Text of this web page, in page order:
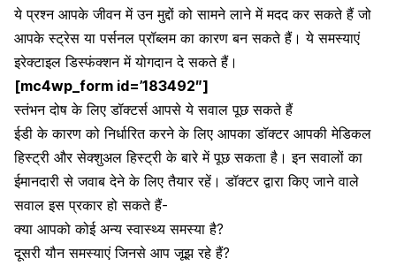
ये प्रश्न आपके जीवन में उन मुद्दों को सामने लाने में मदद कर सकते हैं जो
आपके स्ट्रेस या पर्सनल प्रॉब्लम का कारण बन सकते हैं। ये समस्याएं
इरेक्टाइल डिस्फंक्शन में योगदान दे सकते हैं।
[mc4wp_form id=’183492″]
स्तंभन दोष के लिए डॉक्टर्स आपसे ये सवाल पूछ सकते हैं
ईडी के कारण को निर्धारित करने के लिए आपका डॉक्टर आपकी मेडिकल
हिस्ट्री और सेक्शुअल हिस्ट्री के बारे में पूछ सकता है। इन सवालों का
ईमानदारी से जवाब देने के लिए तैयार रहें। डॉक्टर द्वारा किए जाने वाले
सवाल इस प्रकार हो सकते हैं-
क्या आपको कोई अन्य स्वास्थ्य समस्या है?
दूसरीयौन समस्याएंजिनसे आप जूझ रहे हैं?